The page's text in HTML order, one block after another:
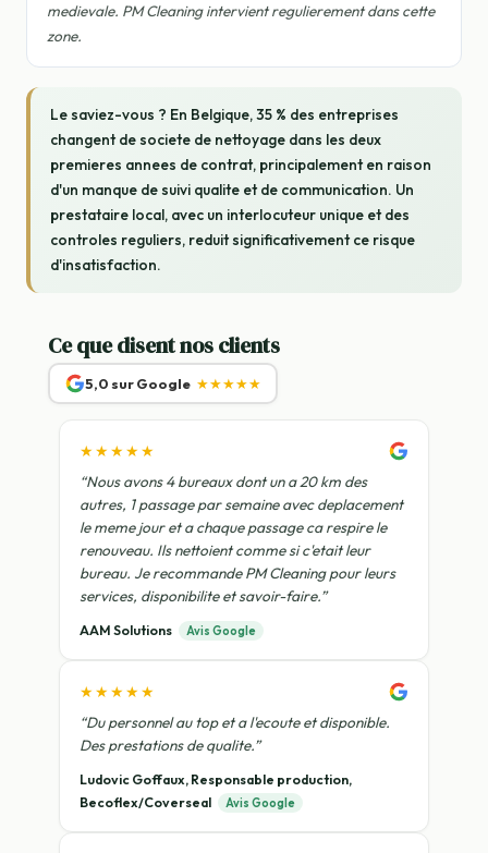
medievale. PM Cleaning intervient regulierement dans cette
zone.
Le saviez-vous ? En Belgique, 35 % des entreprises
changent de societe de nettoyage dans les deux
premieres annees de contrat, principalement en raison
d'un manque de suivi qualite et de communication. Un
prestataire local, avec un interlocuteur unique et des
controles reguliers, reduit significativement ce risque
d'insatisfaction.
Ce que disent nos clients
5,0 sur Google ★★★★★
★★★★★
“Nous avons 4 bureaux dont un a 20 km des
autres, 1 passage par semaine avec deplacement
le meme jour et a chaque passage ca respire le
renouveau. Ils nettoient comme si c'etait leur
bureau. Je recommande PM Cleaning pour leurs
services, disponibilite et savoir-faire.”
AAM Solutions Avis Google
★★★★★
“Du personnel au top et a l'ecoute et disponible.
Des prestations de qualite.”
Ludovic Goffaux, Responsable production,
Becoflex/Coverseal
Avis Google